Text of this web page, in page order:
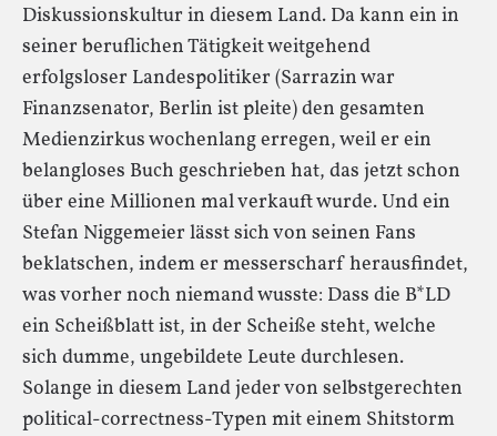
Diskussionskultur in diesem Land. Da kann ein in
seiner beruflichen Tätigkeit weitgehend
erfolgsloser Landespolitiker (Sarrazin war
Finanzsenator, Berlin ist pleite) den gesamten
Medienzirkus wochenlang erregen, weil er ein
belangloses Buch geschrieben hat, das jetzt schon
über eine Millionen mal verkauft wurde. Und ein
Stefan Niggemeier lässt sich von seinen Fans
beklatschen, indem er messerscharf herausfindet,
was vorher noch niemand wusste: Dass die B*LD
ein Scheißblatt ist, in der Scheiße steht, welche
sich dumme, ungebildete Leute durchlesen.
Solange in diesem Land jeder von selbstgerechten
political-correctness-Typen mit einem Shitstorm